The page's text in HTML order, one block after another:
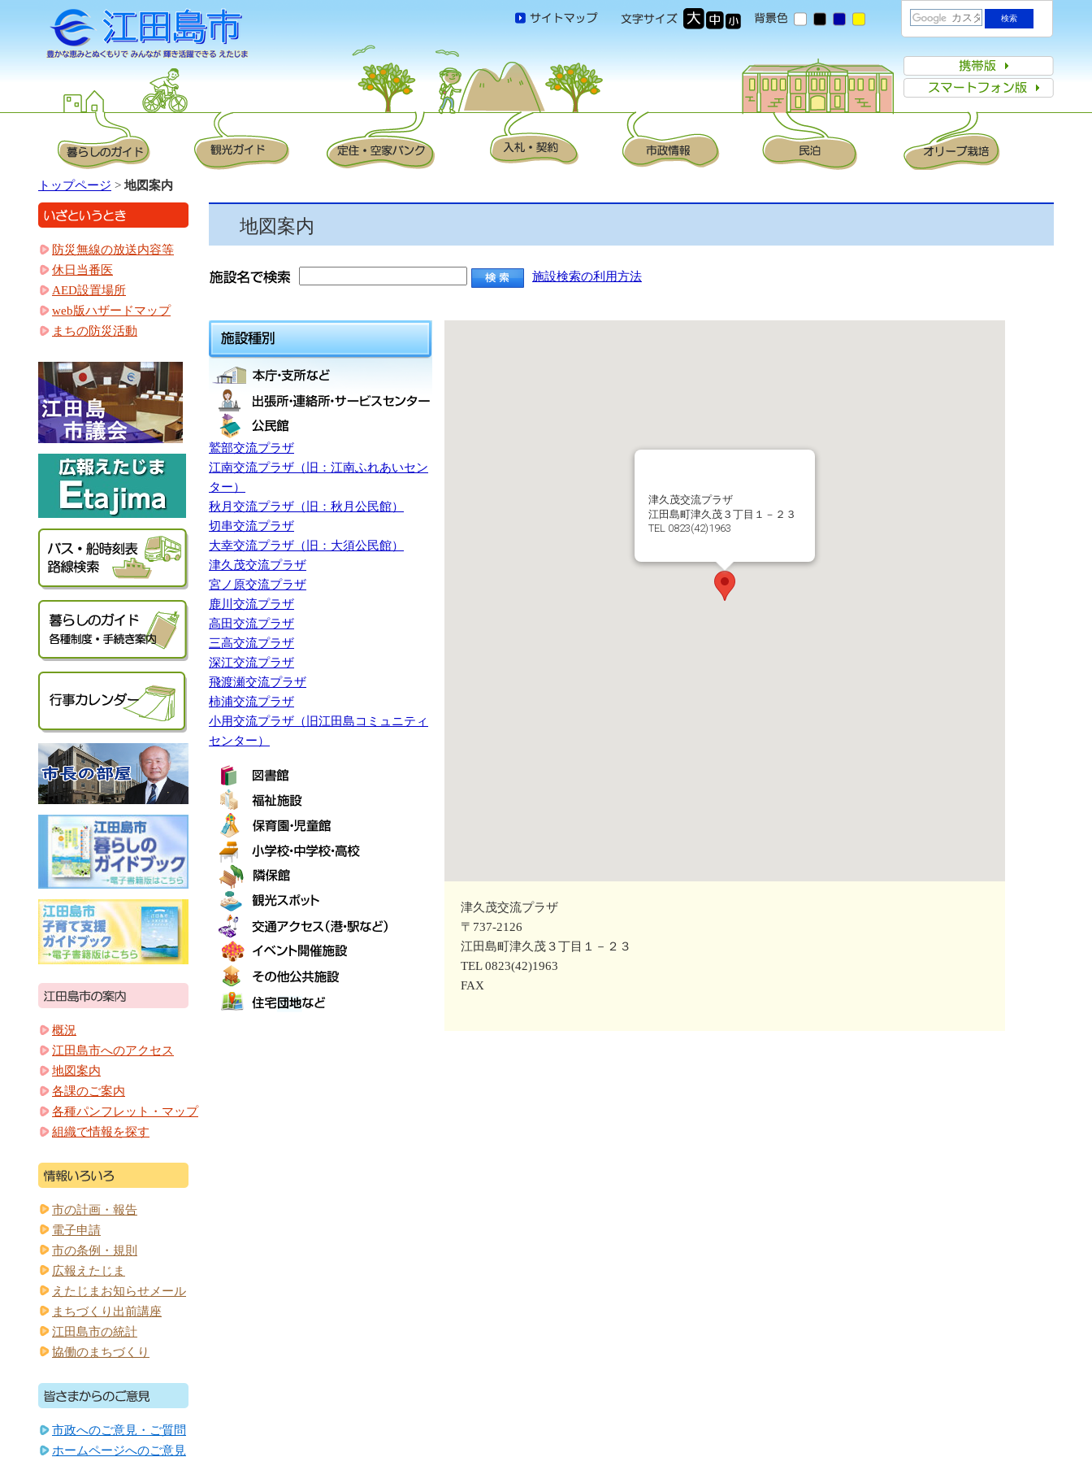
トップページ > 地図案内
地図案内
施設検索の利用方法
鷲部交流プラザ
江南交流プラザ（旧：江南ふれあいセン
ター）
秋月交流プラザ（旧：秋月公民館）
切串交流プラザ
大幸交流プラザ（旧：大須公民館）
津久茂交流プラザ
宮ノ原交流プラザ
鹿川交流プラザ
高田交流プラザ
三高交流プラザ
深江交流プラザ
飛渡瀬交流プラザ
柿浦交流プラザ
小用交流プラザ（旧江田島コミュニティ
センター）
津久茂交流プラザ
江田島町津久茂３丁目１－２３
TEL 0823(42)1963
津久茂交流プラザ
〒737-2126
江田島町津久茂３丁目１－２３
TEL 0823(42)1963
FAX
防災無線の放送内容等
休日当番医
AED設置場所
web版ハザードマップ
まちの防災活動
概況
江田島市へのアクセス
地図案内
各課のご案内
各種パンフレット・マップ
組織で情報を探す
市の計画・報告
電子申請
市の条例・規則
広報えたじま
えたじまお知らせメール
まちづくり出前講座
江田島市の統計
協働のまちづくり
市政へのご意見・ご質問
ホームページへのご意見